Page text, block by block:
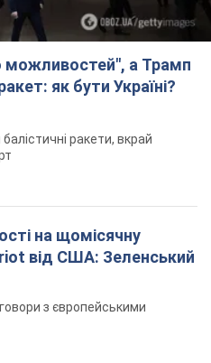
на щомісячну
від США: Зеленський
педагогів:
загинула
її чоловік та онук